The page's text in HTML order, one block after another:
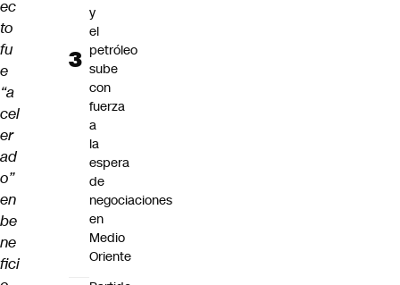
ec
to
fu
e
“a
cel
er
ad
o”
en
be
ne
fici
y
el
petróleo
sube
con
fuerza
a
la
espera
de
negociaciones
en
Medio
Oriente